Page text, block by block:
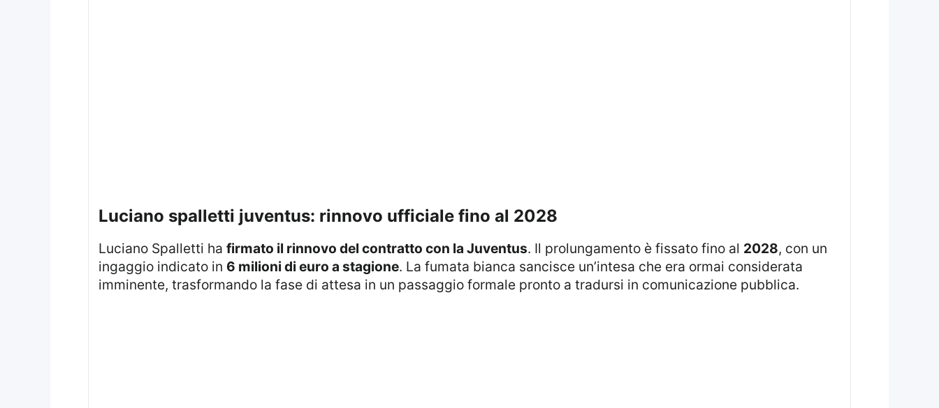
luciano spalletti juventus: rinnovo ufficiale fino al 2028
Luciano Spalletti ha firmato il rinnovo del contratto con la Juventus. Il prolungamento è fissato fino al 2028, con un
ingaggio indicato in 6 milioni di euro a stagione. La fumata bianca sancisce un’intesa che era ormai considerata
imminente, trasformando la fase di attesa in un passaggio formale pronto a tradursi in comunicazione pubblica.